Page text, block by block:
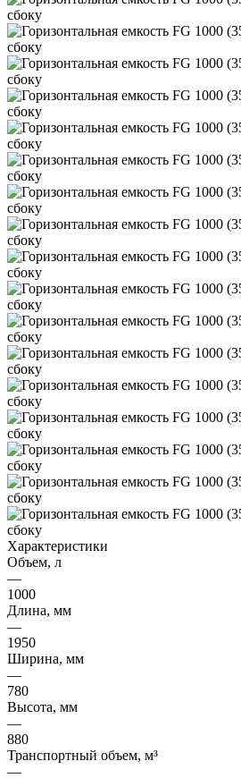
Характеристики
Объем, л
—
1000
Длина, мм
—
1950
Ширина, мм
—
780
Высота, мм
—
880
Транспортный объем, м³
—